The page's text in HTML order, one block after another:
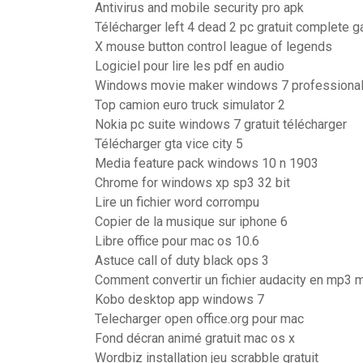
Antivirus and mobile security pro apk
Télécharger left 4 dead 2 pc gratuit complete
X mouse button control league of legends
Logiciel pour lire les pdf en audio
Windows movie maker windows 7 professional
Top camion euro truck simulator 2
Nokia pc suite windows 7 gratuit télécharger
Télécharger gta vice city 5
Media feature pack windows 10 n 1903
Chrome for windows xp sp3 32 bit
Lire un fichier word corrompu
Copier de la musique sur iphone 6
Libre office pour mac os 10.6
Astuce call of duty black ops 3
Comment convertir un fichier audacity en mp3
Kobo desktop app windows 7
Telecharger open office.org pour mac
Fond décran animé gratuit mac os x
Wordbiz installation jeu scrabble gratuit